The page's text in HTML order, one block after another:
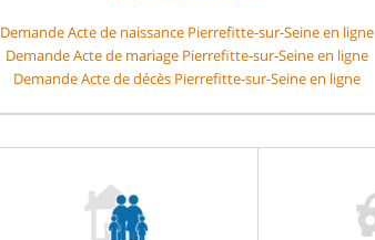
Demande Acte de naissance Pierrefitte-sur-Seine en ligne
Demande Acte de mariage Pierrefitte-sur-Seine en ligne
Demande Acte de décès Pierrefitte-sur-Seine en ligne